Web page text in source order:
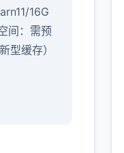
16G
间​ ​：需预
型缓存）